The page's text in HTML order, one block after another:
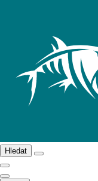
Hledat